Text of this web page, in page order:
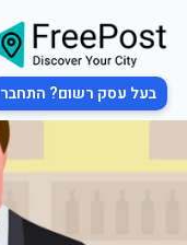
בעל עסק רשום? התחבר